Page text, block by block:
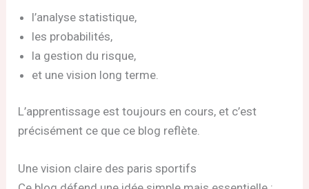
l’analyse statistique,
les probabilités,
la gestion du risque,
et une vision long terme.
L’apprentissage est toujours en cours, et c’est
précisément ce que ce blog reflète.
Une vision claire des paris sportifs